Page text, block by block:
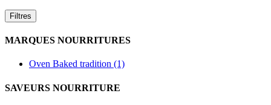
Filtres
MARQUES NOURRITURES
Oven Baked tradition (1)
SAVEURS NOURRITURE